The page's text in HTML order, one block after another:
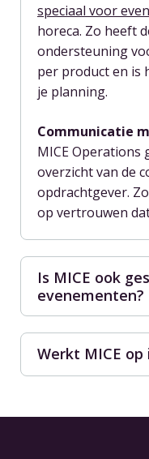
speciaal voor
horeca. Zo heeft
ondersteuning
per product en is
je planning.
Communicatie
MICE Operations
overzicht van de
opdrachtgever.
op vertrouwen
Is MICE ook
evenementen?
Hoe groot of
van een kleine
meerdaags
gasten. De
Werkt MICE
De catering
apparaat. Je